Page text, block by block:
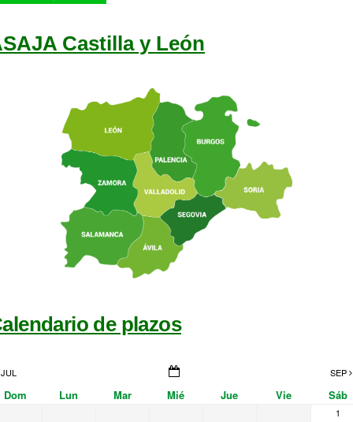
Castilla y León
de plazos
SEP
Dom Lun Mar Mié Jue Vie Sáb
1